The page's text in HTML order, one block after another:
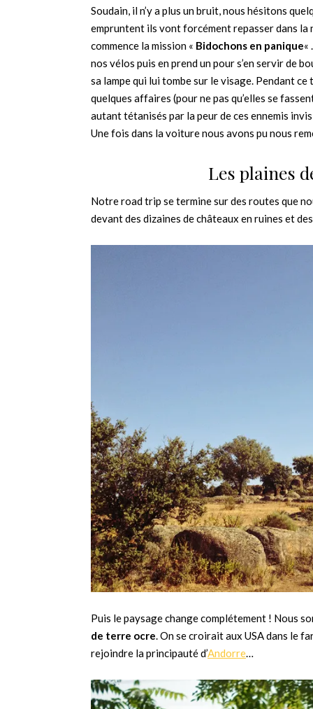
Soudain, il n’y a plus un bruit, nous hésitons
empruntent ils vont forcément repasser dans la
commence la mission « Bidochons en panique«
nos vélos puis en prend un pour s’en servir de
sa lampe qui lui tombe sur le visage. Pendant
quelques affaires (pour ne pas qu’elles se
autant tétanisés par la peur de ces ennemis
Une fois dans la voiture nous avons pu nous
Les plaines
Notre road trip se termine sur des routes que
devant des dizaines de châteaux en ruines et
Puis le paysage change complétement ! Nous
de terre ocre. On se croirait aux USA dans le
rejoindre la principauté d’Andorre…